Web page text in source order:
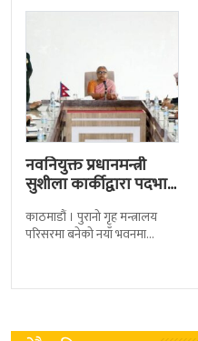
नवनियुक्त प्रधानमन्त्री
सुशीला कार्कीद्वारा पदभार
काठमाडौं । पुरानो गृह मन्त्रालय
परिसरमा बनेको नयाँ भवनमा
नवनियुक्त